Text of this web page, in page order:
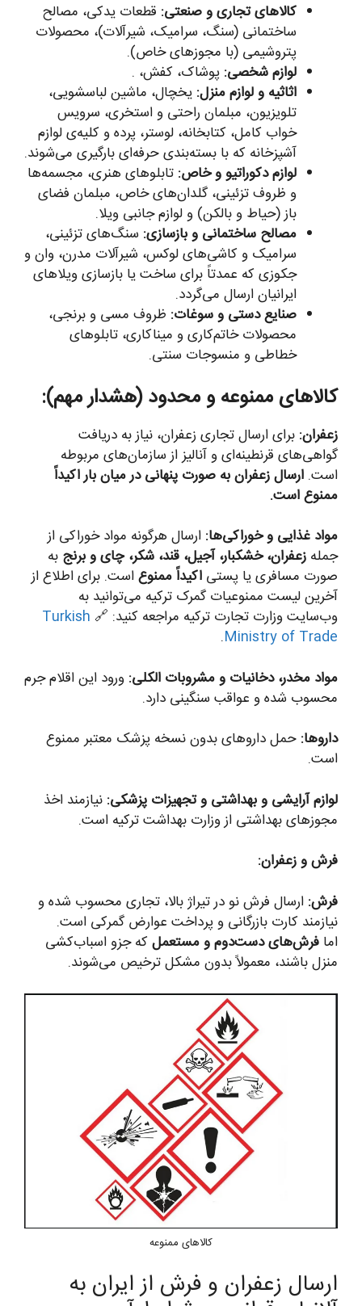
کالاهای تجاری و صنعتی: قطعات یدکی، مصالح
ساختمانی (سنگ، سرامیک، شیرآلات)، محصولات
پتروشیمی (با مجوزهای خاص).
لوازم شخصی: پوشاک، کفش، .
اثاثیه و لوازم منزل: یخچال، ماشین لباسشویی،
تلویزیون، مبلمان راحتی و استخری، سرویس
خواب کامل، کتابخانه، لوستر، پرده و کلیه‌ی لوازم
آشپزخانه که با بسته‌بندی حرفه‌ای بارگیری می‌شوند.
لوازم دکوراتیو و خاص: تابلوهای هنری، مجسمه‌ها
و ظروف تزئینی، گلدان‌های خاص، مبلمان فضای
باز (حیاط و بالکن) و لوازم جانبی ویلا.
مصالح ساختمانی و بازسازی: سنگ‌های تزئینی،
سرامیک و کاشی‌های لوکس، شیرآلات مدرن، وان و
جکوزی که عمدتاً برای ساخت یا بازسازی ویلاهای
ایرانیان ارسال می‌گردد.
صنایع دستی و سوغات: ظروف مسی و برنجی،
محصولات خاتم‌کاری و میناکاری، تابلوهای
خطاطی و منسوجات سنتی.
کالاهای ممنوعه و محدود (هشدار مهم):
زعفران: برای ارسال تجاری زعفران، نیاز به دریافت
گواهی‌های قرنطینه‌ای و آنالیز از سازمان‌های مربوطه
است. ارسال زعفران به صورت پنهانی در میان بار اکیداً
ممنوع است.
مواد غذایی و خوراکی‌ها: ارسال هرگونه مواد خوراکی از
جمله زعفران، خشکبار، آجیل، قند، شکر، چای و برنج به
صورت مسافری یا پستی اکیداً ممنوعاست. برای اطلاع از
آخرین لیست ممنوعیات گمرک ترکیه می‌توانید به
وب‌سایت وزارت تجارت ترکیه مراجعه کنید: 🔗 Turkish
Ministry of Trade
.
مواد مخدر، دخانیات و مشروبات الکلی: ورود این اقلام جرم
محسوب شده و عواقب سنگینی دارد.
داروها: حمل داروهای بدون نسخه پزشک معتبر ممنوع
است.
لوازم آرایشی و بهداشتی و تجهیزات پزشکی: نیازمند اخذ
مجوزهای بهداشتی از وزارت بهداشت ترکیه است.
فرش و زعفران:
فرش: ارسال فرش نو در تیراژ بالا، تجاری محسوب شده و
نیازمند کارت بازرگانی و پرداخت عوارض گمرکی است.
اما فرش‌های دست‌دوم و مستعمل که جزو اسباب‌کشی
منزل باشند، معمولاً بدون مشکل ترخیص می‌شوند.
کالاهای ممنوعه
ارسال زعفران و فرش از ایران به